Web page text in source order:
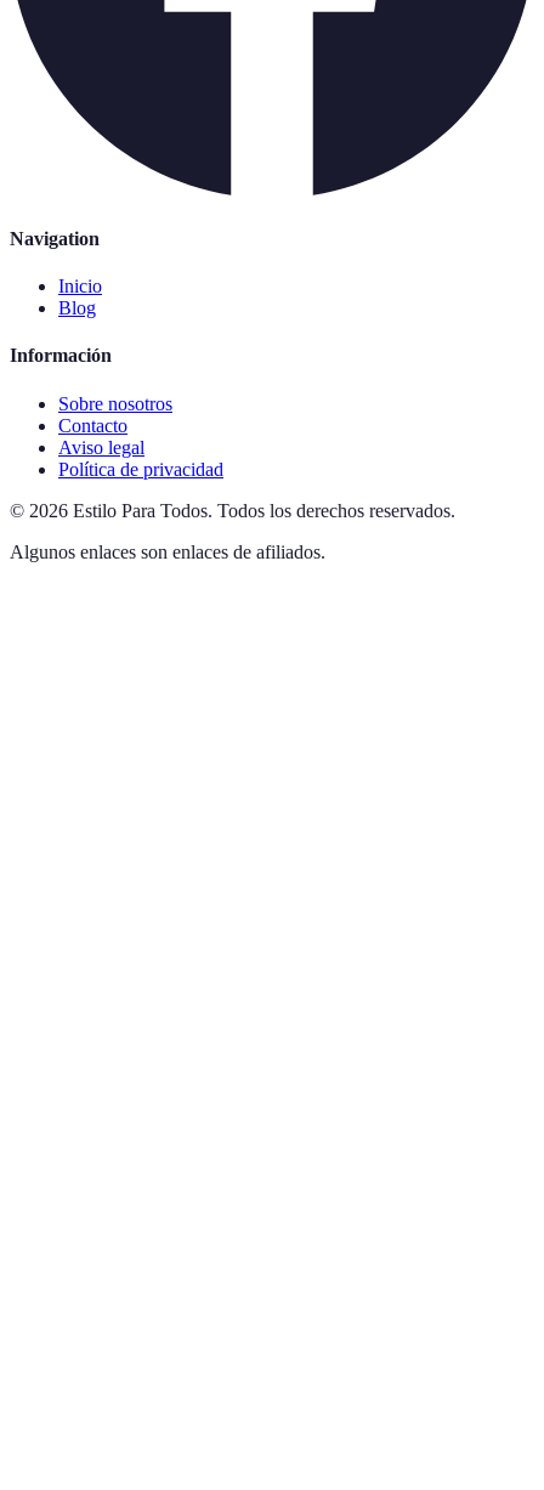
Navigation
Inicio
Blog
Información
Sobre nosotros
Contacto
Aviso legal
Política de privacidad
© 2026 Estilo Para Todos. Todos los derechos reservados.
Algunos enlaces son enlaces de afiliados.